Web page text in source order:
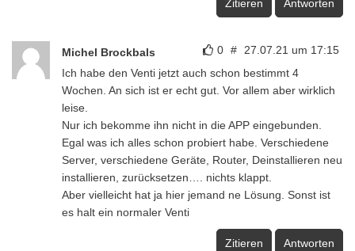
Zitieren Antworten
0 # 27.07.21 um 17:15
Michel Brockbals
Ich habe den Venti jetzt auch schon bestimmt 4
Wochen. An sich ist er echt gut. Vor allem aber wirklich
leise.
Nur ich bekomme ihn nicht in die APP eingebunden.
Egal was ich alles schon probiert habe. Verschiedene
Server, verschiedene Geräte, Router, Deinstallieren neu
installieren, zurücksetzen…. nichts klappt.
Aber vielleicht hat ja hier jemand ne Lösung. Sonst ist
es halt ein normaler Venti
Zitieren Antworten